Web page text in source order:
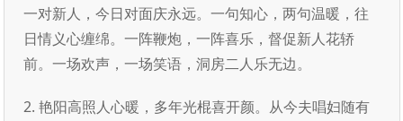
一对新人，今日对面庆永远。一句知心，两句温暖，往
日情义心缠绵。一阵鞭炮，一阵喜乐，督促新人花轿
前。一场欢声，一场笑语，洞房二人乐无边。
2. 艳阳高照人心暖，多年光棍喜开颜。从今夫唱妇随有